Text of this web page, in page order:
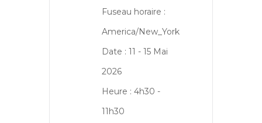
Fuseau horaire :
America/New_York
Date : 11 - 15 Mai
2026
Heure : 4h30 -
11h30